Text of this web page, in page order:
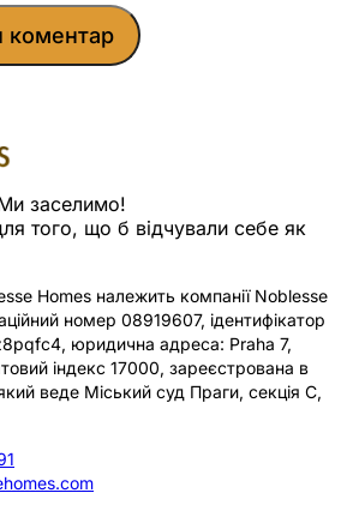
заселимо!
того, що б відчували себе як
Homes належить компанії Noblesse
номер 08919607, ідентифікатор
юридична адреса: Praha 7,
індекс 17000, зареєстрована в
веде Міський суд Праги, секція C,